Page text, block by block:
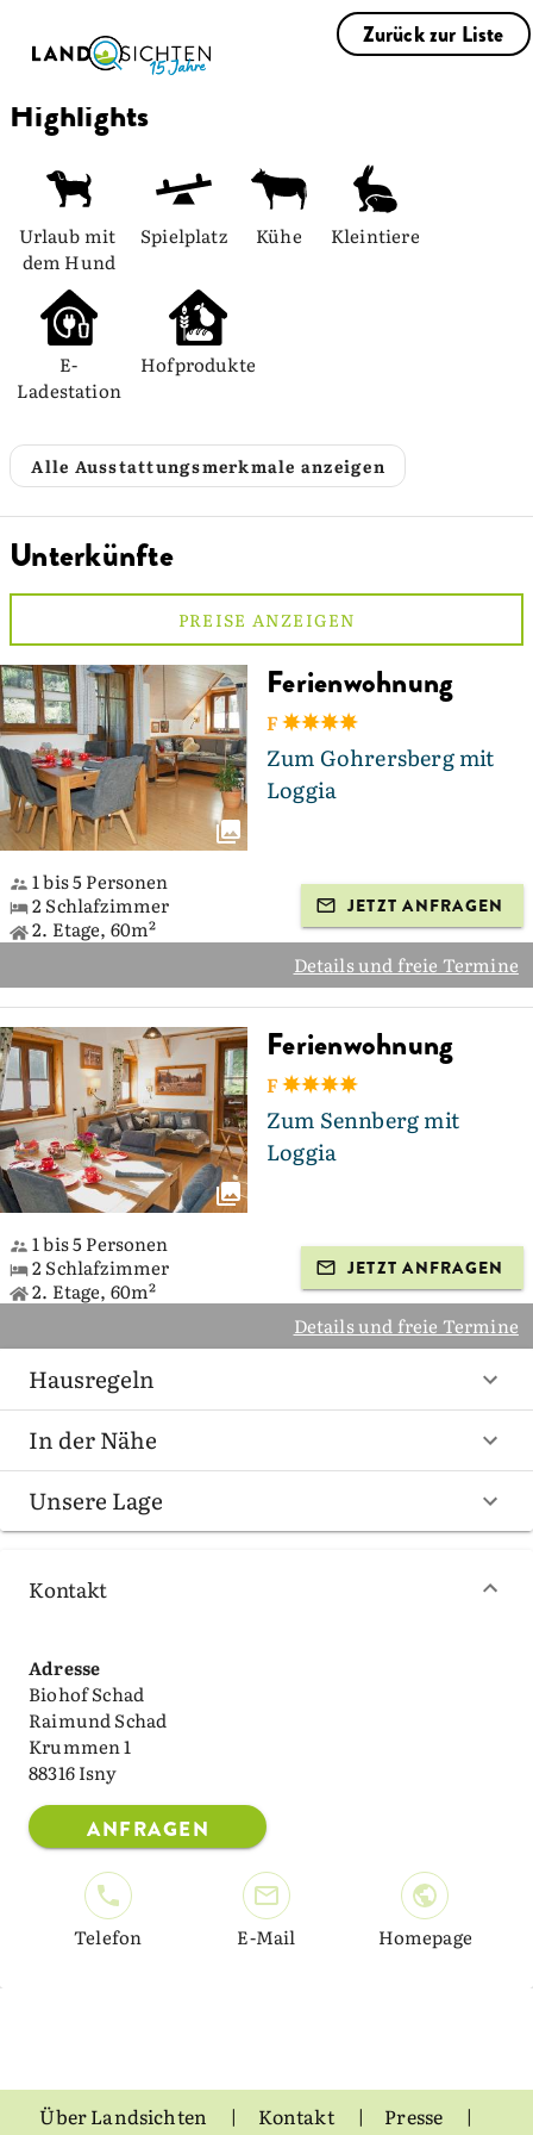
Zurück zur Liste
Highlights
Urlaub mit
dem Hund
Spielplatz Kühe Kleintiere
E-
Ladestation
Hofprodukte
Alle Ausstattungsmerkmale anzeigen
Unterkünfte
PREISE ANZEIGEN
Ferienwohnung
F
Zum Gohrersberg mit
Loggia
1 bis 5 Personen
2 Schlafzimmer
2. Etage, 60m²
JETZT ANFRAGEN
Details und freie Termine
Ferienwohnung
F
Zum Sennberg mit
Loggia
1 bis 5 Personen
2 Schlafzimmer
2. Etage, 60m²
JETZT ANFRAGEN
Details und freie Termine
Hausregeln
In der Nähe
Unsere Lage
Kontakt
Adresse
Biohof Schad
Raimund Schad
Krummen 1
88316 Isny
ANFRAGEN
Telefon E-Mail Homepage
Über Landsichten Kontakt Presse